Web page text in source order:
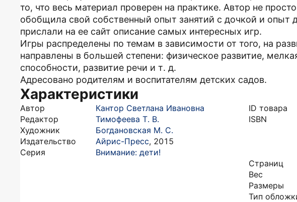
то, что весь материал проверен на практике. Автор не
обобщила свой собственный опыт занятий с дочкой и опыт
прислали на ее сайт описание самых интересных игр.
Игры распределены по темам в зависимости от того, на
направлены в большей степени: физическое развитие,
способности, развитие речи и т. д.
Адресовано родителям и воспитателям детских садов.
Характеристики
Автор
Кантор Светлана Ивановна
Редактор
Тимофеева Т. В.
Художник
Богдановская М. С.
Издательство
Айрис-Пресс, 2015
Серия
Внимание: дети!
ID товара
ISBN
Страниц
Вес
Размеры
Тип